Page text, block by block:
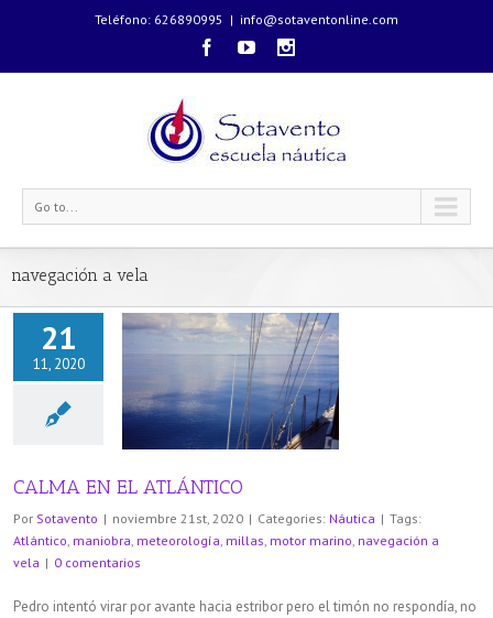
Teléfono: 626890995 | info@sotaventonline.com
Go to...
navegación a vela
21
11, 2020
ATLÁNTICO
CALMA EN EL ATLÁNTICO
Por Sotavento | noviembre 21st, 2020 | Categories: Náutica | Tags:
Atlántico, maniobra, meteorología, millas, motor marino, navegación a
vela | 0 comentarios
Pedro intentó virar por avante hacia estribor pero el timón no respondía, no